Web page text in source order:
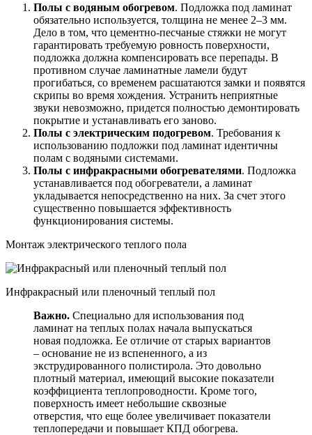
Полы с водяным обогревом. Подложка под ламинат
обязательно используется, толщина не менее 2–3 мм.
Дело в том, что цементно-песчаные стяжки не могут
гарантировать требуемую ровность поверхности,
подложка должна компенсировать все перепады. В
противном случае ламинатные ламели будут
прогибаться, со временем расшатаются замки и появятся
скрипы во время хождения. Устранить неприятные
звуки невозможно, придется полностью демонтировать
покрытие и устанавливать его заново.
Полы с электрическим подогревом. Требования к
использованию подложки под ламинат идентичны
полам с водяными системами.
Полы с инфракрасными обогревателями. Подложка
устанавливается под обогреватели, а ламинат
укладывается непосредственно на них. За счет этого
существенно повышается эффективность
функционирования системы.
Монтаж электрического теплого пола
Инфракрасный или пленочный теплый пол
Важно. Специально для использования под
ламинат на теплых полах начала выпускаться
новая подложка. Ее отличие от старых вариантов
– основание не из вспененного, а из
экструдированного полистирола. Это довольно
плотный материал, имеющий высокие показатели
коэффициента теплопроводности. Кроме того,
поверхность имеет небольшие сквозные
отверстия, что еще более увеличивает показатели
теплопередачи и повышает КПД обогрева.